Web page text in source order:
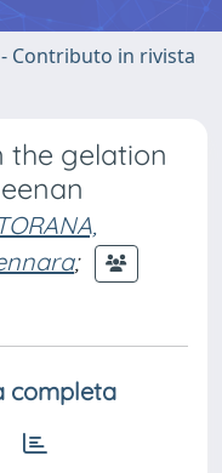
Contributo in rivista
the gelation
;
completa